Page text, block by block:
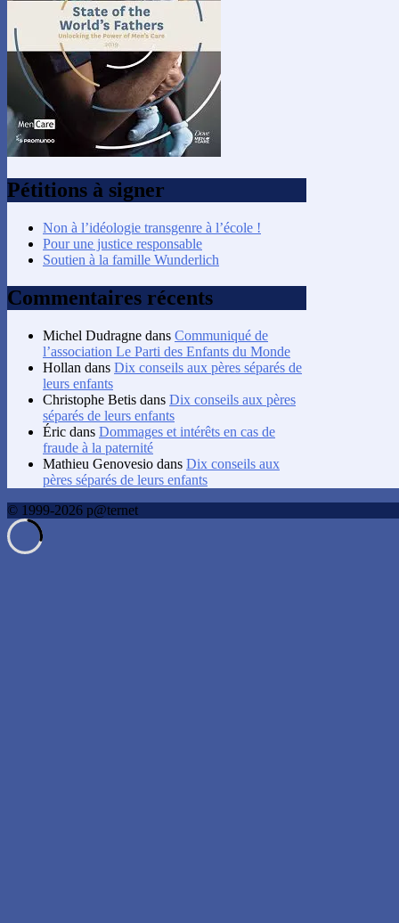
Pétitions à signer
Non à l’idéologie transgenre à l’école !
Pour une justice responsable
Soutien à la famille Wunderlich
Commentaires récents
Michel Dudragne dans Communiqué de
l’association Le Parti des Enfants du Monde
Hollan dans Dix conseils aux pères séparés de
leurs enfants
Christophe Betis dans Dix conseils aux pères
séparés de leurs enfants
Éric dans Dommages et intérêts en cas de
fraude à la paternité
Mathieu Genovesio dans Dix conseils aux
pères séparés de leurs enfants
© 1999-2026 p@ternet